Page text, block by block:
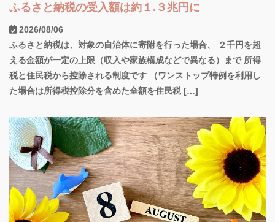
ふるさと納税の受入額は約１.３兆円に
2026/08/06
ふるさと納税は、対象の自治体に寄附を行った場合、 ２千円を超
える金額が一定の上限（収入や家族構成などで異なる）まで 所得
税と住民税から控除される制度です （ワンストップ特例を利用し
た場合は所得税控除分を含めた全額を住民税 […]